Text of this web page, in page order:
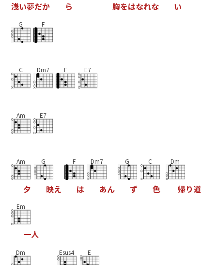
浅い夢だか ら 胸をはなれな い
G F
C Dm7 F E7
Am E7
Am
夕
G
映え
F
は
Dm7
あん
G
ず
C
色
Dm
帰り道
Em
一人
Dm Esus4 E